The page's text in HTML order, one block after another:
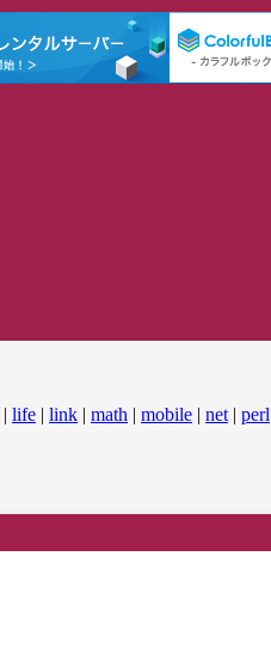
| life | link | math | mobile | net | perl